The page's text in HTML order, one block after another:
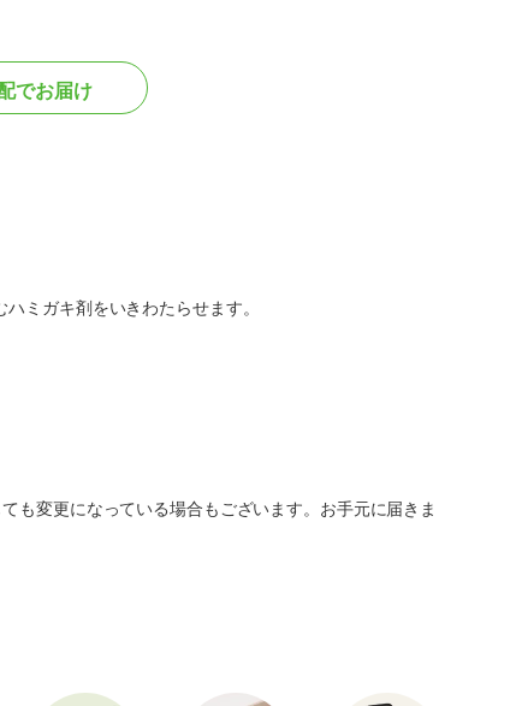
でお届け
ミガキ剤をいきわたらせます。
も変更になっている場合もございます。お手元に届きま